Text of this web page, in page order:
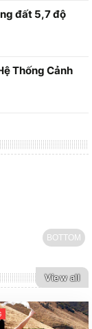
đất 5,7 độ
Thống Cảnh
BOTTOM
View all